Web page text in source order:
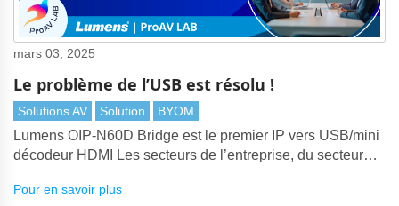
mars 03, 2025
Le problème de l’USB est résolu !
Solutions AV Solution BYOM
Lumens OIP-N60D Bridge est le premier IP vers USB/mini
décodeur HDMI Les secteurs de l’entreprise, du secteur
conférence et des outils de collaboration pour leurs
Pour en savoir plus